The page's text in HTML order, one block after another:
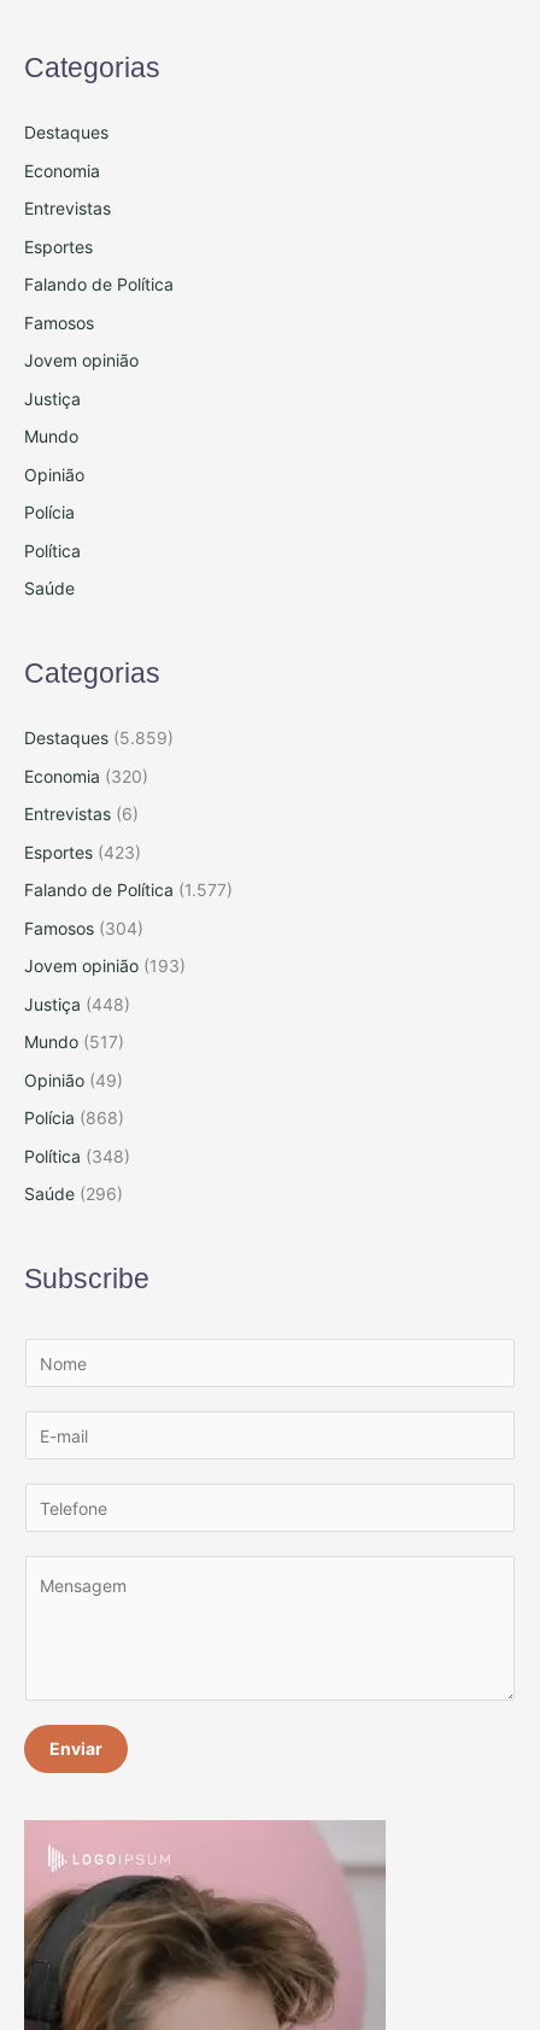
Categorias
Destaques
Economia
Entrevistas
Esportes
Falando de Política
Famosos
Jovem opinião
Justiça
Mundo
Opinião
Polícia
Política
Saúde
Categorias
Destaques (5.859)
Economia (320)
Entrevistas (6)
Esportes (423)
Falando de Política (1.577)
Famosos (304)
Jovem opinião (193)
Justiça (448)
Mundo (517)
Opinião (49)
Polícia (868)
Política (348)
Saúde (296)
Subscribe
Enviar